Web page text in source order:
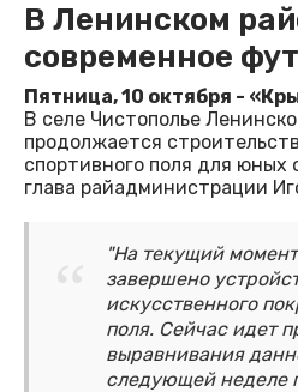
В Ленинском
современное
Пятница, 10 октября -
В селе Чистополье
продолжается
спортивного поля для юных
глава райадминистрации
"На текущий
завершено
искусственного
поля. Сейчас идет
выравнивания
следующей неделе